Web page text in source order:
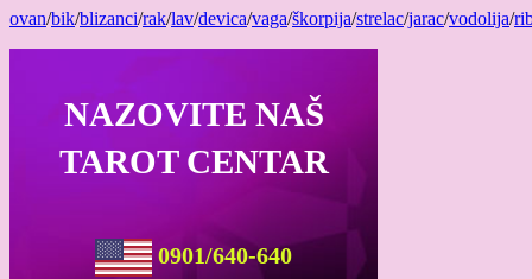
ovan/bik/blizanci/rak/lav/devica/vaga/škorpija/strelac/jarac/vodolija/